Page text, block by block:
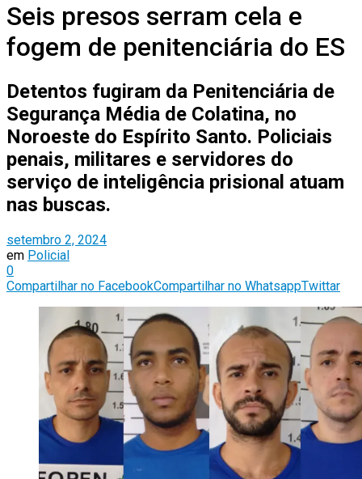
Seis presos serram cela e
fogem de penitenciária do ES
Detentos fugiram da Penitenciária de
Segurança Média de Colatina, no
Noroeste do Espírito Santo. Policiais
penais, militares e servidores do
serviço de inteligência prisional atuam
nas buscas.
setembro 2, 2024
em Policial
0
Compartilhar no FacebookCompartilhar no WhatsappTwittar